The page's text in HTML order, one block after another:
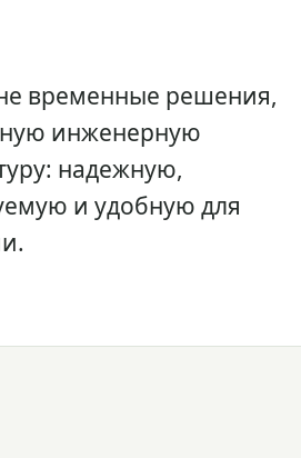
временные решения,
инженерную
надежную,
и удобную для